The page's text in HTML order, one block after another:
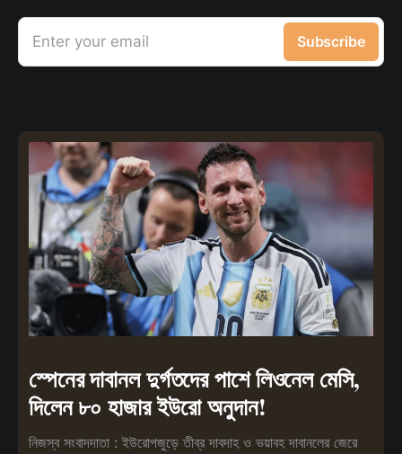
Enter your email Subscribe
স্পেনের দাবানল দুর্গতদের পাশে লিওনেল মেসি,
দিলেন ৮০ হাজার ইউরো অনুদান!
নিজস্ব সংবাদদাতা : ইউরোপজুড়ে তীব্র দাবদাহ ও ভয়াবহ দাবানলের জেরে